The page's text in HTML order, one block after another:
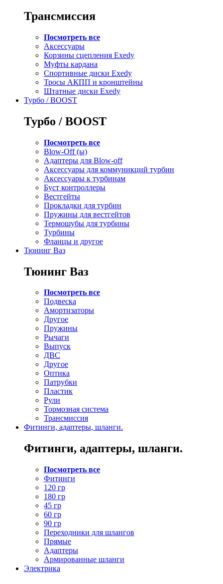
Трансмиссия
Посмотреть все
Аксессуары
Корзины сцепления Exedy
Муфты кардана
Спортивные диски Exedy
Тросы АКПП и кронштейны
Штатные диски Exedy
Турбо / BOOST
Турбо / BOOST
Посмотреть все
Blow-Off (ы)
Адаптеры для Blow-off
Аксессуары для коммуникций турбин
Аксессуары к турбинам
Буст контроллеры
Вестгейты
Прокладки для турбин
Пружины для вестгейтов
Термошубы для турбины
Турбины
Фланцы и другое
Тюнинг Ваз
Тюнинг Ваз
Посмотреть все
Подвеска
Амортизаторы
Другое
Пружины
Рычаги
Выпуск
ДВС
Другое
Оптика
Патрубки
Пластик
Рули
Тормозная система
Трансмиссия
Фитинги, адаптеры, шланги.
Фитинги, адаптеры, шланги.
Посмотреть все
Фитинги
120 гр
180 гр
45 гр
60 гр
90 гр
Переходники для шлангов
Прямые
Адаптеры
Армированные шланги
Электрика